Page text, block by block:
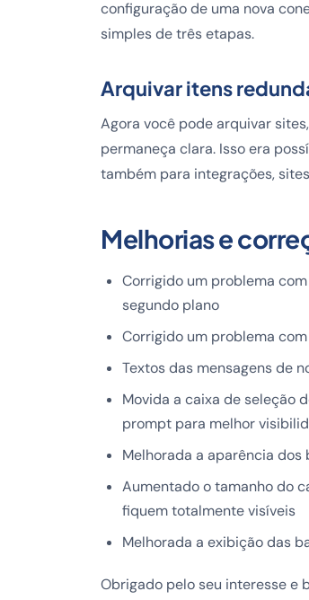
configuração de uma nova
simples de três etapas.
Arquivar itens
Agora você pode arquivar
permaneça clara. Isso era
também para integrações,
Melhorias e
Corrigido um problema
segundo plano
Corrigido um problema
Textos das mensagens de
Movida a caixa de seleção
prompt para melhor
Melhorada a aparência dos
Aumentado o tamanho do
fiquem totalmente visíveis
Melhorada a exibição das
Obrigado pelo seu interesse e